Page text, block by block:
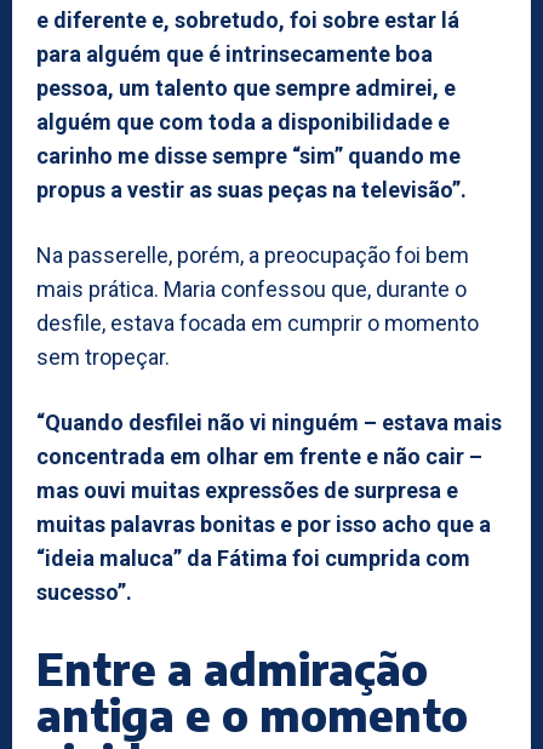
e diferente e, sobretudo, foi sobre estar lá
para alguém que é intrinsecamente boa
pessoa, um talento que sempre admirei, e
alguém que com toda a disponibilidade e
carinho me disse sempre “sim” quando me
propus a vestir as suas peças na televisão”.
Na passerelle, porém, a preocupação foi bem
mais prática. Maria confessou que, durante o
desfile, estava focada em cumprir o momento
sem tropeçar.
“Quando desfilei não vi ninguém – estava mais
concentrada em olhar em frente e não cair –
mas ouvi muitas expressões de surpresa e
muitas palavras bonitas e por isso acho que a
“ideia maluca” da Fátima foi cumprida com
sucesso”.
Entre a admiração
antiga e o momento